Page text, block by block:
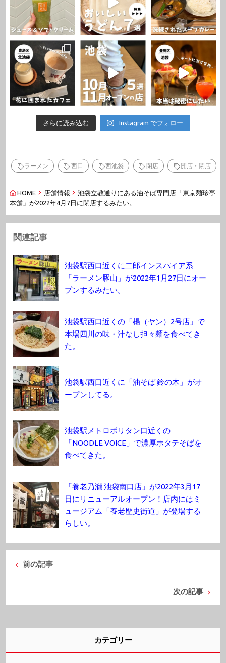
さらに読み込む Instagram でフォロー
ラーメン 西口 西池袋 閉店 開店・閉店
HOME 店舗情報
池袋立教通りにある油そば専門店「東京麺珍亭
本舗」が2022年4月7日に閉店するみたい。
関連記事
池袋駅西口近くに二郎インスパイア系
「ラーメン豚山」が2022年1月27日にオー
プンするみたい。
池袋駅西口近くの「楊（ヤン）2号店」で
本場四川の味・汁なし担々麺を食べてき
た。
池袋駅西口近くに「油そば 鈴の木」がオ
ープンしてる。
池袋駅メトロポリタン口近くの
「NOODLE VOICE」で濃厚ホタテそばを
食べてきた。
「養老乃瀧 池袋南口店」が2022年3月17
日にリニューアルオープン！店内にはミ
ュージアム「養老歴史街道」が登場する
らしい。
前の記事
次の記事
カテゴリー